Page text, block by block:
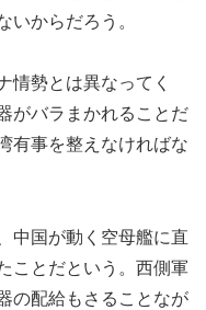
いからだろう。
情勢とは異なってく
がバラまかれることだ
有事を整えなければな
中国が動く空母艦に直
ことだという。西側軍
の配給もさることなが